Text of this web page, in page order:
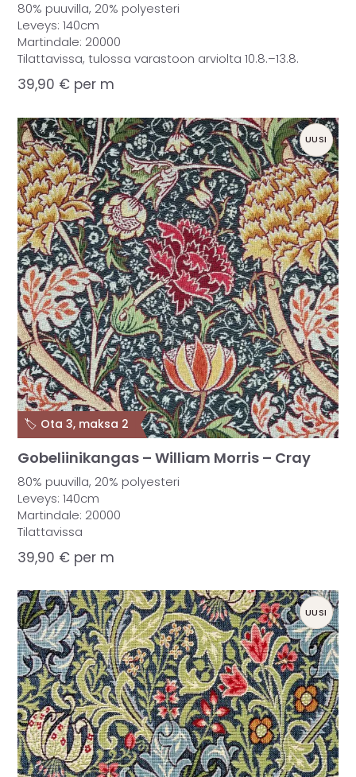
80% puuvilla, 20% polyesteri
Leveys: 140cm
Martindale: 20000
Tilattavissa, tulossa varastoon arviolta 10.8.–13.8.
39,90 € per m
Gobeliinikangas – William Morris – Cray
80% puuvilla, 20% polyesteri
Leveys: 140cm
Martindale: 20000
Tilattavissa
39,90 € per m
UUSI
🏷️ Ota 3, maksa 2
UUSI